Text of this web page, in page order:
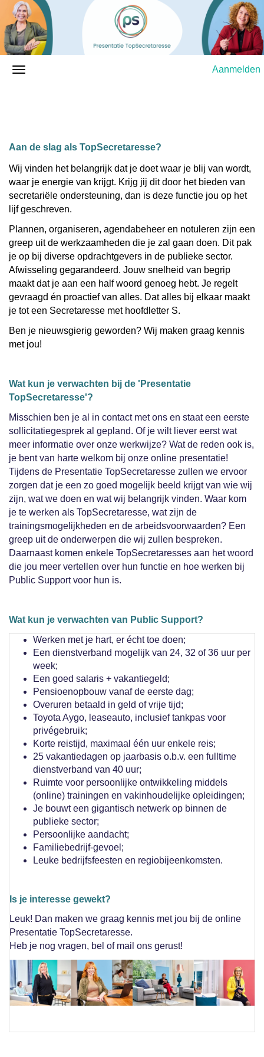
Aanmelden
Aan de slag als TopSecretaresse?
Wij vinden het belangrijk dat je doet waar je blij van wordt,
waar je energie van krijgt. Krijg jij dit door het bieden van
secretariële ondersteuning, dan is deze functie jou op het
lijf geschreven.
Plannen, organiseren, agendabeheer en notuleren zijn een
greep uit de werkzaamheden die je zal gaan doen. Dit pak
je op bij diverse opdrachtgevers in de publieke sector.
Afwisseling gegarandeerd. Jouw snelheid van begrip
maakt dat je aan een half woord genoeg hebt. Je regelt
gevraagd én proactief van alles. Dat alles bij elkaar maakt
je tot een Secretaresse met hoofdletter S.
Ben je nieuwsgierig geworden? Wij maken graag kennis
met jou!
Wat kun je verwachten bij de 'Presentatie
TopSecretaresse'?
Misschien ben je al in contact met ons en staat een eerste
sollicitatiegesprek al gepland. Of je wilt liever eerst wat
meer informatie over onze werkwijze? Wat de reden ook is,
je bent van harte welkom bij onze online presentatie!
Tijdens de Presentatie TopSecretaresse zullen we ervoor
zorgen dat je een zo goed mogelijk beeld krijgt van wie wij
zijn, wat we doen en wat wij belangrijk vinden. Waar kom
je te werken als TopSecretaresse, wat zijn de
trainingsmogelijkheden en de arbeidsvoorwaarden? Een
greep uit de onderwerpen die wij zullen bespreken.
Daarnaast komen enkele TopSecretaresses aan het woord
die jou meer vertellen over hun functie en hoe werken bij
Public Support voor hun is.
Wat kun je verwachten van Public Support?
Werken met je hart, er écht toe doen;
Een dienstverband mogelijk van 24, 32 of 36 uur per
week;
Een goed salaris + vakantiegeld;
Pensioenopbouw vanaf de eerste dag;
Overuren betaald in geld of vrije tijd;
Toyota Aygo, leaseauto, inclusief tankpas voor
privégebruik;
Korte reistijd, maximaal één uur enkele reis;
25 vakantiedagen op jaarbasis o.b.v. een fulltime
dienstverband van 40 uur;
Ruimte voor persoonlijke ontwikkeling middels
(online) trainingen en vakinhoudelijke opleidingen;
Je bouwt een gigantisch netwerk op binnen de
publieke sector;
Persoonlijke aandacht;
Familiebedrijf-gevoel;
Leuke bedrijfsfeesten en regiobijeenkomsten.
Is je interesse gewekt?
Leuk! Dan maken we graag kennis met jou bij de online
Presentatie TopSecretaresse.
Heb je nog vragen, bel of mail ons gerust!